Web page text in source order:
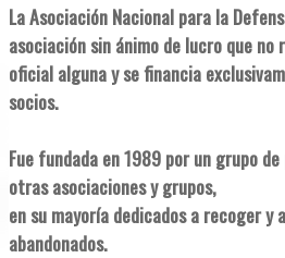
La Asociación Nacional para la
asociación sin ánimo de lucro que no
oficial alguna y se financia
socios.
Fue fundada en 1989 por un grupo
otras asociaciones y grupos,
en su mayoría dedicados a recoger
abandonados.